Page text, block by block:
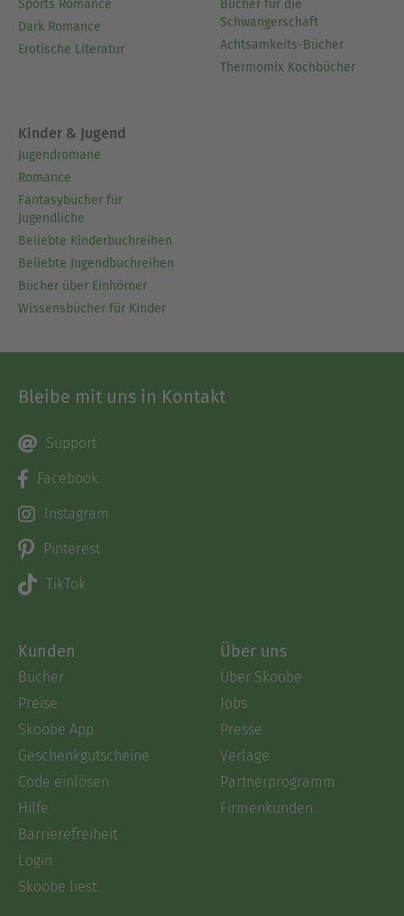
Sports Romance
Dark Romance
Erotische Literatur
Bücher für die
Schwangerschaft
Achtsamkeits-Bücher
Thermomix Kochbücher
Kinder & Jugend
Jugendromane
Romance
Fantasybücher für
Jugendliche
Beliebte Kinderbuchreihen
Beliebte Jugendbuchreihen
Bücher über Einhörner
Wissensbücher für Kinder
Bleibe mit uns in Kontakt
Support
Facebook
Instagram
Pinterest
TikTok
Kunden
Bücher
Preise
Skoobe App
Geschenkgutscheine
Code einlösen
Hilfe
Barrierefreiheit
Login
Skoobe liest
Über uns
Über Skoobe
Jobs
Presse
Verlage
Partnerprogramm
Firmenkunden